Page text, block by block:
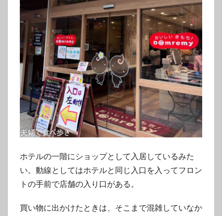
ホテルの一階にショップとして入居しているみた
い。動線としてはホテルと同じ入口を入ってフロン
トの手前で店舗の入り口がある。
買い物に出かけたときは、そこまで混雑していなか